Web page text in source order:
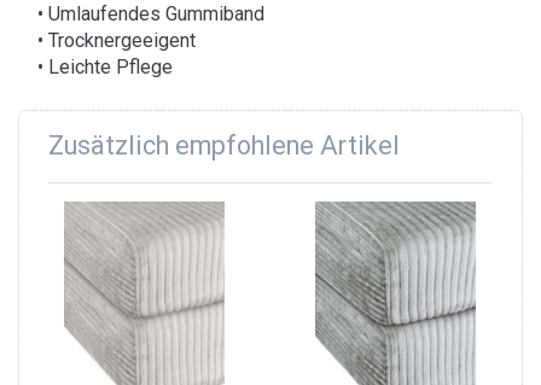
• Umlaufendes Gummiband
• Trocknergeeigent
• Leichte Pflege
Zusätzlich empfohlene Artikel